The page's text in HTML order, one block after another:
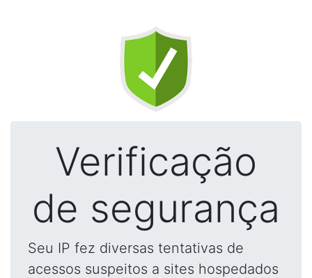
Verificação
de segurança
Seu IP fez diversas tentativas de
acessos suspeitos a sites hospedados